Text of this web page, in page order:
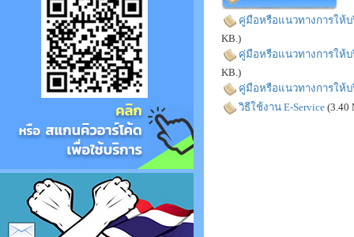
คู่มือหรือแนวทางการให้
KB.)
คู่มือหรือแนวทางการให้
KB.)
คู่มือหรือแนวทางการให้
วิธีใช้งาน E-Service (3.40